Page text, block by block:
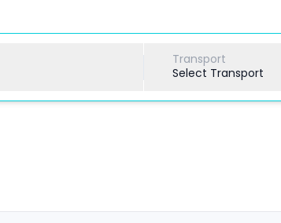
Transport
Select Transport